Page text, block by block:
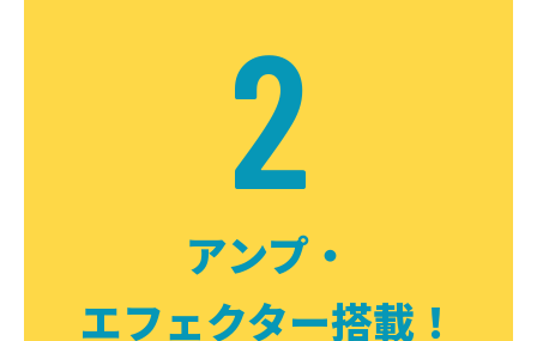
2
アンプ・
エフェクター搭載！